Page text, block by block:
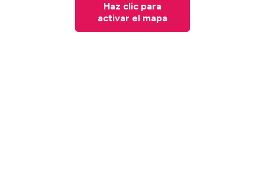
Haz clic para
activar el mapa